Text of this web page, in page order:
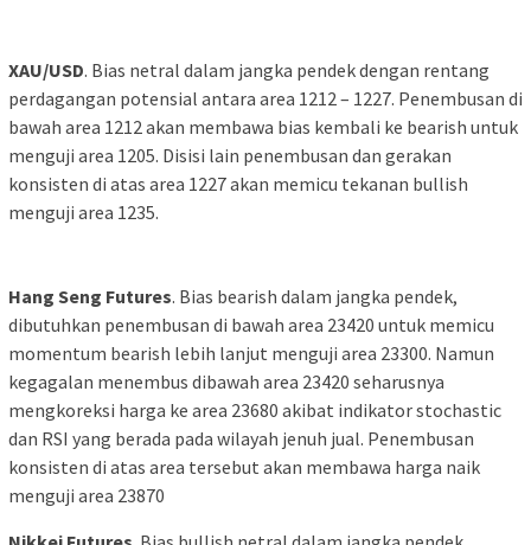
XAU/USD. Bias netral dalam jangka pendek dengan rentang
perdagangan potensial antara area 1212 – 1227. Penembusan di
bawah area 1212 akan membawa bias kembali ke bearish untuk
menguji area 1205. Disisi lain penembusan dan gerakan
konsisten di atas area 1227 akan memicu tekanan bullish
menguji area 1235.
Hang Seng Futures. Bias bearish dalam jangka pendek,
dibutuhkan penembusan di bawah area 23420 untuk memicu
momentum bearish lebih lanjut menguji area 23300. Namun
kegagalan menembus dibawah area 23420 seharusnya
mengkoreksi harga ke area 23680 akibat indikator stochastic
dan RSI yang berada pada wilayah jenuh jual. Penembusan
konsisten di atas area tersebut akan membawa harga naik
menguji area 23870